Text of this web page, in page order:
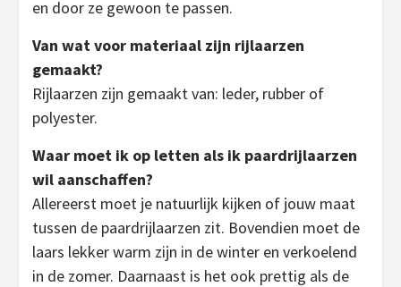
en door ze gewoon te passen.
Van wat voor materiaal zijn rijlaarzen
gemaakt?
Rijlaarzen zijn gemaakt van: leder, rubber of
polyester.
Waar moet ik op letten als ik paardrijlaarzen
wil aanschaffen?
Allereerst moet je natuurlijk kijken of jouw maat
tussen de paardrijlaarzen zit. Bovendien moet de
laars lekker warm zijn in de winter en verkoelend
in de zomer. Daarnaast is het ook prettig als de